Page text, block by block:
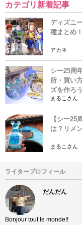
カテゴリ新着記事
ディズニ
種まとめ
アカネ
シー25周
所・買い
ズを作ろう
まるこさん
【シー25
は？リメ
まるこさん
ライタープロフィール
だんだん
Bonjour tout le monde!!